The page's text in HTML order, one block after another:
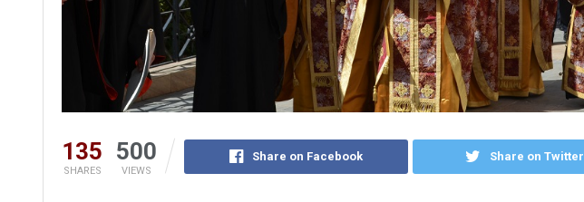
135
SHARES
500
VIEWS
Share on Facebook Share on Twitter